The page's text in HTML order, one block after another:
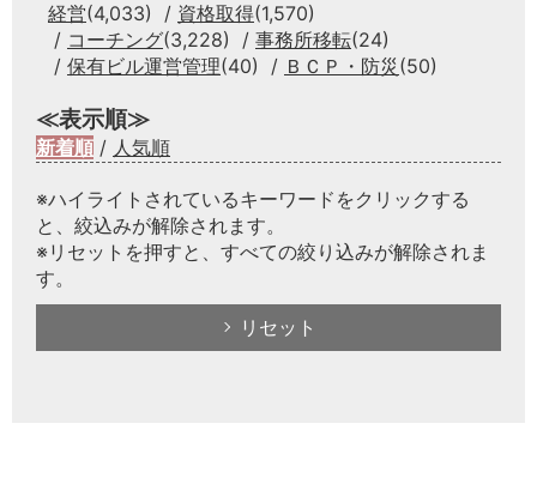
経営(4,033) 資格取得(1,570)
コーチング(3,228) 事務所移転(24)
保有ビル運営管理(40) ＢＣＰ・防災 (50)
≪表示順≫
新着順 / 人気順
※ハイライトされているキーワードをクリックする
と、絞込みが解除されます。
※リセットを押すと、すべての絞り込みが解除されま
す。
リセット